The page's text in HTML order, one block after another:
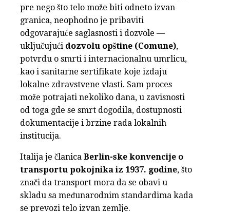
pre nego što telo može biti odneto izvan
granica, neophodno je pribaviti
odgovarajuće saglasnosti i dozvole —
uključujući dozvolu opštine (Comune),
potvrdu o smrti i internacionalnu umrlicu,
kao i sanitarne sertifikate koje izdaju
lokalne zdravstvene vlasti. Sam proces
može potrajati nekoliko dana, u zavisnosti
od toga gde se smrt dogodila, dostupnosti
dokumentacije i brzine rada lokalnih
institucija.
Italija je članica Berlin-ske konvencije o
transportu pokojnika iz 1937. godine, što
znači da transport mora da se obavi u
skladu sa međunarodnim standardima kada
se prevozi telo izvan zemlje.